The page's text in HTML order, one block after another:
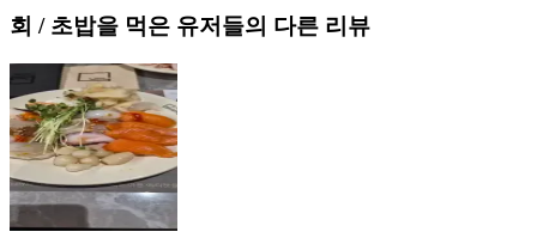
회 / 초밥을 먹은 유저들의 다른 리뷰